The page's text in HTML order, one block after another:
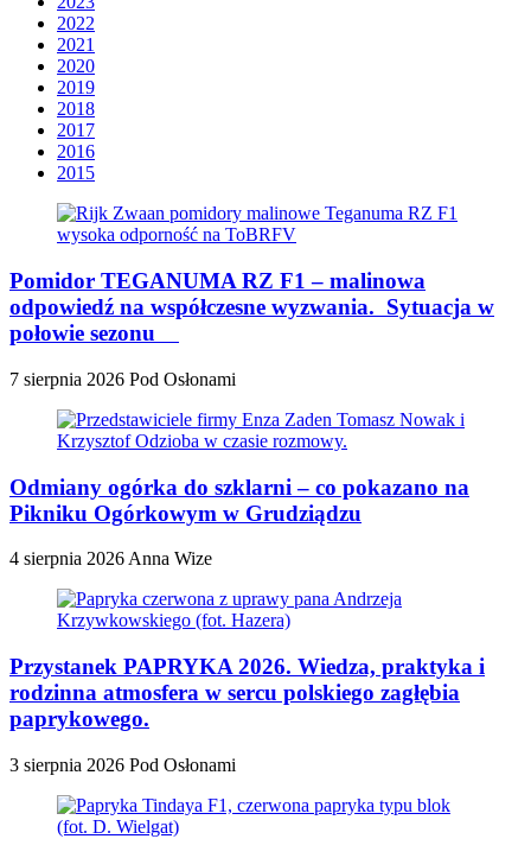
2022
2021
2020
2019
2018
2017
2016
2015
Pomidor TEGANUMA RZ F1 – malinowa
odpowiedź na współczesne wyzwania. Sytuacja w
połowie sezonu
7 sierpnia 2026 Pod Osłonami
Odmiany ogórka do szklarni – co pokazano na
Pikniku Ogórkowym w Grudziądzu
4 sierpnia 2026 Anna Wize
Przystanek PAPRYKA 2026. Wiedza, praktyka i
rodzinna atmosfera w sercu polskiego zagłębia
paprykowego.
3 sierpnia 2026 Pod Osłonami